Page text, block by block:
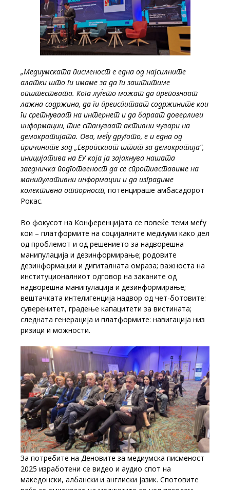
„Медиумската писменост е една од најсилните
алатки што ги имаме за да ги заштитиме
општествата. Кога луѓето можат да препознаат
лажна содржина, да ги преиспитаат содржините кои
ги сретнуваат на интернет и да бараат доверливи
информации, тие стануваат активни чувари на
демократијата. Ова, меѓу другото, е и една од
причините зад „Европскиот штит за демократија“,
иницијатива на ЕУ која ја зајакнува нашата
заедничка подготвеност да се спротивставиме на
манипулативни информации и да изградиме
колективна отпорност, потенцираше амбасадорот
Рокас.
Во фокусот на Конференцијата се повеќе теми меѓу
кои – платформите на социјалните медиуми како дел
од проблемот и од решението за надворешна
манипулација и дезинформирање; родовите
дезинформации и дигиталната омраза; важноста на
институционалниот одговор на заканите од
надворешна манипулација и дезинформирање;
вештачката интелигенција надвор од чет-ботовите:
суверенитет, градење капацитети за вистината;
следната генерација и платформите: навигација низ
ризици и можности.
За потребите на Деновите за медиумска писменост
2025 изработени се видео и аудио спот на
македонски, албански и англиски јазик. Спотовите